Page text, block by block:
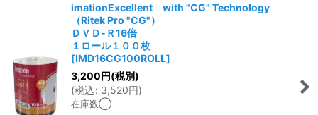
絞り込む
imationExcellent with "CG" Technology
（Ritek Pro "CG"）
ＤＶＤ-Ｒ16倍
１ロール１００枚
[IMD16CG100ROLL]
3,200円(税別)
(税込: 3,520円)
在庫数◯